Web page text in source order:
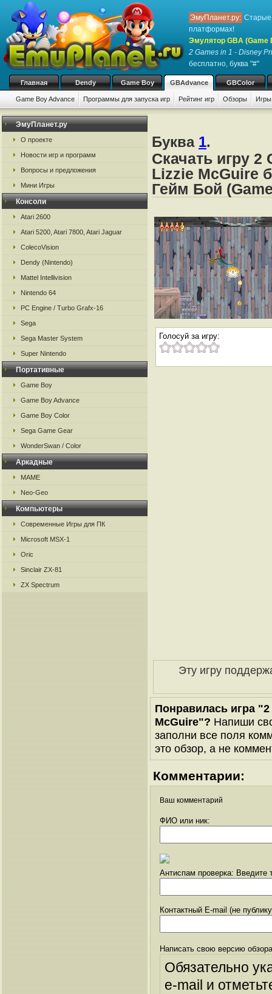
ЭмуПланет.ру: Старые
платформах!
Эмулятор GBA (Game
2 Games in 1 - Disney
бесплатно, буква "#"
Главная Dendy Game Boy GBAdvance GBColor
Game Boy Advance Программы для запуска игр Рейтинг игр Обзоры
ЭмуПланет.ру
О проекте
Новости игр и программ
Вопросы и предложения
Мини Игры
Консоли
Atari 2600
Atari 5200, Atari 7800, Atari Jaguar
ColecoVision
Dendy (Nintendo)
Mattel Intellivision
Nintendo 64
PC Engine / Turbo Grafx-16
Sega
Sega Master System
Super Nintendo
Портативные
Game Boy
Game Boy Advance
Game Boy Color
Sega Game Gear
WonderSwan / Color
Аркадные
MAME
Neo-Geo
Компьютеры
Современные Игры для ПК
Microsoft MSX-1
Oric
Sinclair ZX-81
ZX Spectrum
Буква 1.
Скачать игру
Lizzie McGuire
Гейм Бой
Голосуй за игру:
Эту игру
Понравилась игра
McGuire"? Напиши
заполни все поля
это обзор, а не
Комментарии:
Ваш комментарий
ФИО или ник:
Антиспам проверка: Введите
Контактный E-mail (не
Написать свою версию
Обязательно
e-mail и